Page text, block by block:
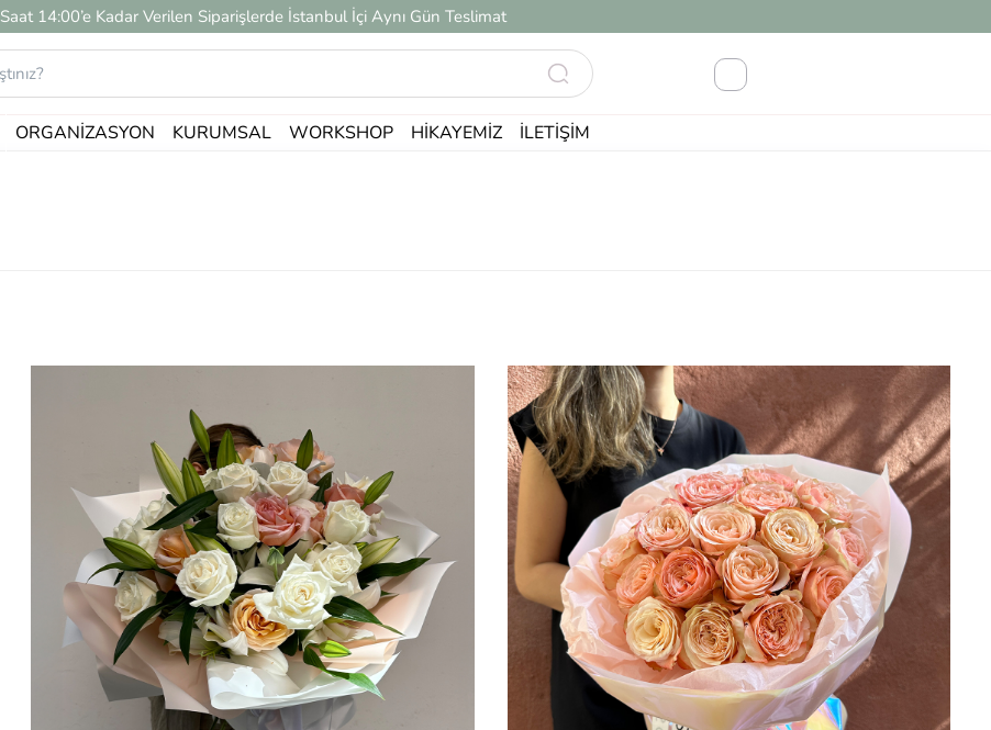
Saat 14:00’e Kadar Verilen Siparişlerde İstanbul İçi Aynı Gün Teslimat
ORGANIZASYON KURUMSAL WORKSHOP HIKAYEMIZ İLETIŞIM